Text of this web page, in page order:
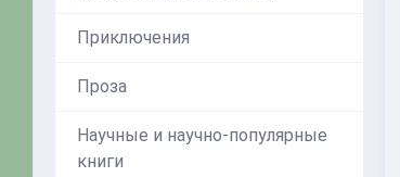
Приключения
Проза
Научные и научно-популярные
книги